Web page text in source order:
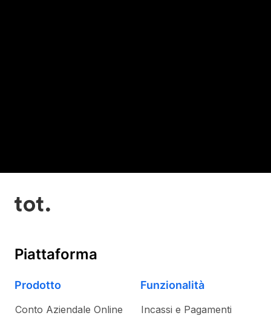
Piattaforma
Prodotto
Conto Aziendale Online
Funzionalità
Incassi e Pagamenti